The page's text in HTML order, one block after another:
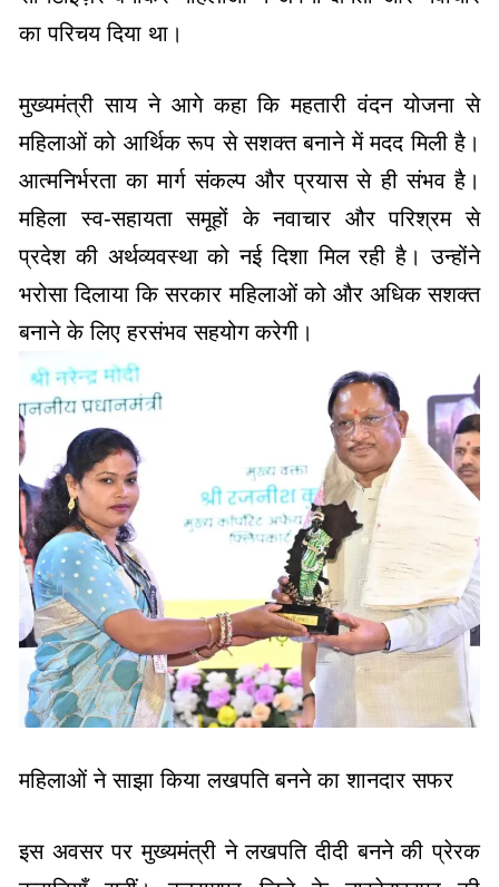
मुख्यमंत्री साय ने आगे कहा कि महतारी वंदन योजना से
आत्मनिर्भरता का मार्ग संकल्प और प्रयास से ही संभव है।
महिला स्व-सहायता समूहों के नवाचार और परिश्रम से
प्रदेश की अर्थव्यवस्था को नई दिशा मिल रही है। उन्होंने
भरोसा दिलाया कि सरकार महिलाओं को और अधिक सशक्त
बनाने के लिए हरसंभव सहयोग करेगी।
महिलाओं ने साझा किया लखपति बनने का शानदार सफर
इस अवसर पर मुख्यमंत्री ने लखपति दीदी बनने की प्रेरक
श्रीमती पूनम गुप्ता ने बताया कि सरस्वती महिला स्व-